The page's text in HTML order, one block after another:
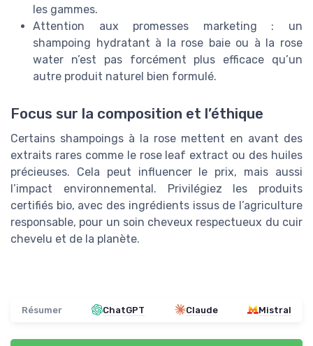
les gammes.
Attention aux promesses marketing : un
shampoing hydratant à la rose baie ou à la rose
water n’est pas forcément plus efficace qu’un
autre produit naturel bien formulé.
Focus sur la composition et l’éthique
Certains shampoings à la rose mettent en avant des
extraits rares comme le rose leaf extract ou des huiles
précieuses. Cela peut influencer le prix, mais aussi
l’impact environnemental. Privilégiez les produits
certifiés bio, avec des ingrédients issus de l’agriculture
responsable, pour un soin cheveux respectueux du cuir
chevelu et de la planète.
Résumer ChatGPT Claude Mistral